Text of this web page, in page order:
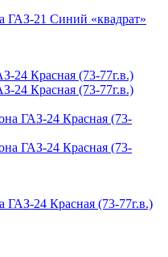
ГАЗ-21 Синий «квадрат»
ГАЗ-24 Красная (73-77г.в.)